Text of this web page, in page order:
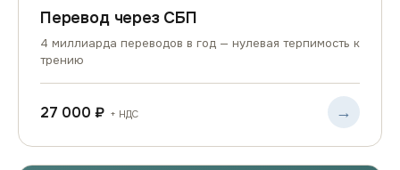
Перевод через СБП
4 миллиарда переводов в год — нулевая терпимость к
трению
27 000 ₽ + НДС →